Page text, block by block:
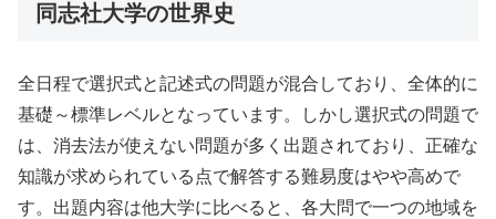
同志社大学の世界史
全日程で選択式と記述式の問題が混合しており、全体的に
基礎～標準レベルとなっています。しかし選択式の問題で
は、消去法が使えない問題が多く出題されており、正確な
知識が求められている点で解答する難易度はやや高めで
す。出題内容は他大学に比べると、各大問で一つの地域を